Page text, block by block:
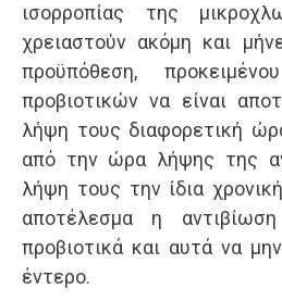
ισορροπίας της
χρειαστούν ακόμη και
προϋπόθεση,
προβιοτικών να είναι
λήψη τους διαφορετική
από την ώρα λήψης της
λήψη τους την ίδια
αποτέλεσμα η
προβιοτικά και αυτά να
έντερο.